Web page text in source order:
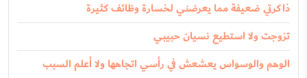
ذاكرتي ضعيفة مما يعرضني لخسارة وظائف كثيرة
تزوجت ولا استطيع نسيان حبيبي
الوهم والوسواس يعشعش في رأسي اتجاهها ولا أعلم السبب